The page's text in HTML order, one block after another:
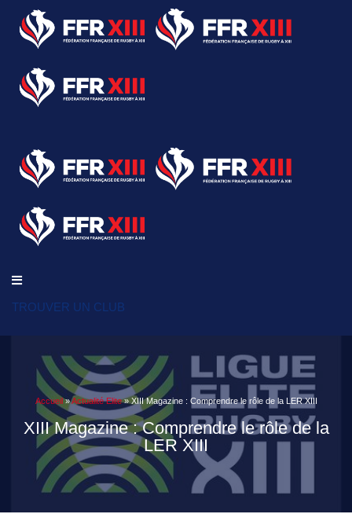
TROUVER UN CLUB
Accueil»Actualité Elite»XIII Magazine : Comprendre le rôle de la LER XIII
XIII Magazine : Comprendre le rôle de la
LER XIII